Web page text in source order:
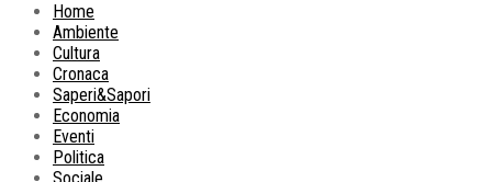
Home
Ambiente
Cultura
Cronaca
Saperi&Sapori
Economia
Eventi
Politica